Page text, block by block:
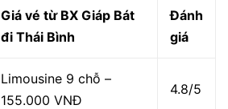
Giá vé từ BX Giáp Bát
đi Thái Bình
Đánh
giá
Limousine 9 chỗ –
155.000 VNĐ
4.8/5